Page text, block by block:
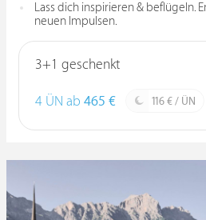
Lass dich inspirieren & beflügeln.
neuen Impulsen.
3+1 geschenkt
4 ÜN ab 465 € 116 € / ÜN